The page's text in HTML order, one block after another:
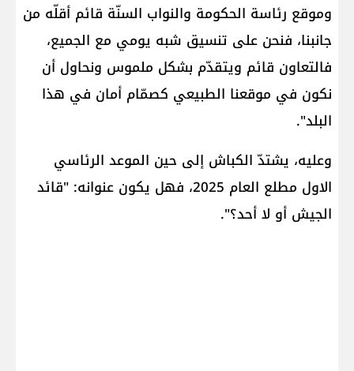
وموقع رئاسة الحكومة والنواب السنّة قائم أقلّه من
جانبنا، فنحن على تنسيق شبه يومي مع الجميع،
فالتعاون قائم ويتقدّم بشكل ملموس ونحاول أن
نكون في موقعنا الطبيعي كصمّام أمان في هذا
البلد".
وعليه، يشتدّ الكباش إلى حين الموعد الرئاسي
الاول مطلع العام 2025، فهل يكون عنوانه: "قائد
الجيش أو لا أحد؟".